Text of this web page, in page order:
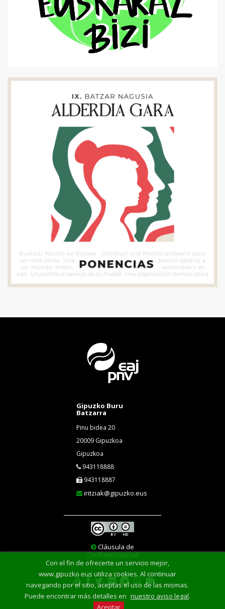
Con el fin de ofrecerte un servicio mejor,
www.gipuzko.eus utiliza cookies. Al continuar
navegando por el sitio, aceptas el uso de las mismas.
Puede encontrar más detalles en nuestro aviso legal.
Aceptar
Gipuzko Buru
Batzarra
Pinu bidea 20
20009 Gipuzkoa
Gipuzkoa
943118888
943118887
iritziak@gipuzko.eus
Cláusula de
Confidencialidad